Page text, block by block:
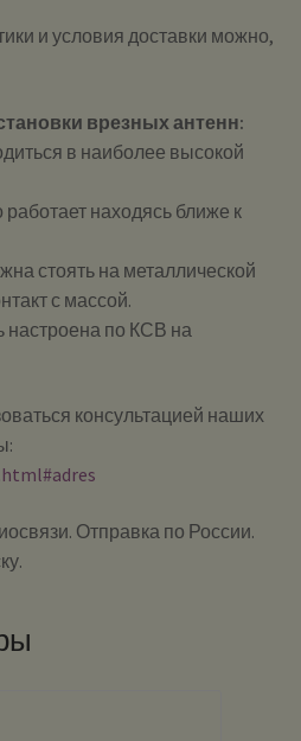
и условия доставки можно,
врезных антенн:
в наиболее высокой
находясь ближе к
стоять на металлической
с массой.
настроена по КСВ на
консультацией наших
Отправка по России.